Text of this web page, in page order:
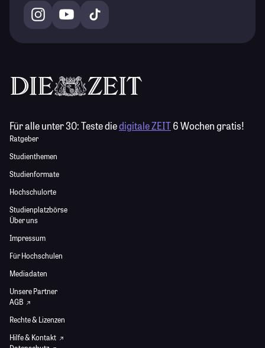
Für alle unter 30:Teste diedigitale ZEIT6 Wochen gratis!
Ratgeber
Studienthemen
Studienformate
Hochschulorte
Studienplatzbörse
Über uns
Impressum
Für Hochschulen
Mediadaten
Unsere Partner
AGB
Rechte & Lizenzen
Hilfe & Kontakt